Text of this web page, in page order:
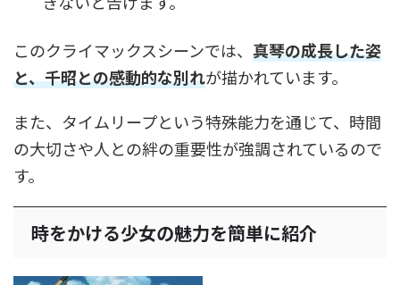
このクライマックスシーンでは、 真琴の成長した姿
と、千昭との感動的な別れが描かれています。
また、タイムリープという特殊能力を通じて、時間
の大切さや人との絆の重要性が強調されているので
す。
時をかける少女の魅力を簡単に紹介